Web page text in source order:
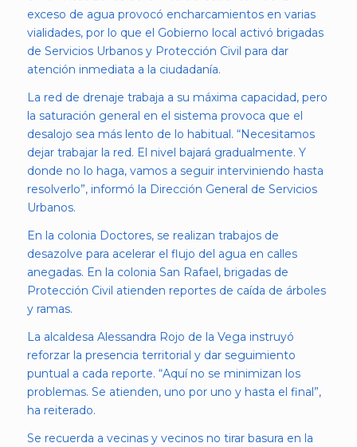
exceso de agua provocó encharcamientos en varias
vialidades, por lo que el Gobierno local activó brigadas
de Servicios Urbanos y Protección Civil para dar
atención inmediata a la ciudadanía.
La red de drenaje trabaja a su máxima capacidad, pero
la saturación general en el sistema provoca que el
desalojo sea más lento de lo habitual. “Necesitamos
dejar trabajar la red. El nivel bajará gradualmente. Y
donde no lo haga, vamos a seguir interviniendo hasta
resolverlo”, informó la Dirección General de Servicios
Urbanos.
En la colonia Doctores, se realizan trabajos de
desazolve para acelerar el flujo del agua en calles
anegadas. En la colonia San Rafael, brigadas de
Protección Civil atienden reportes de caída de árboles
y ramas.
La alcaldesa Alessandra Rojo de la Vega instruyó
reforzar la presencia territorial y dar seguimiento
puntual a cada reporte. “Aquí no se minimizan los
problemas. Se atienden, uno por uno y hasta el final”,
ha reiterado.
Se recuerda a vecinas y vecinos no tirar basura en la